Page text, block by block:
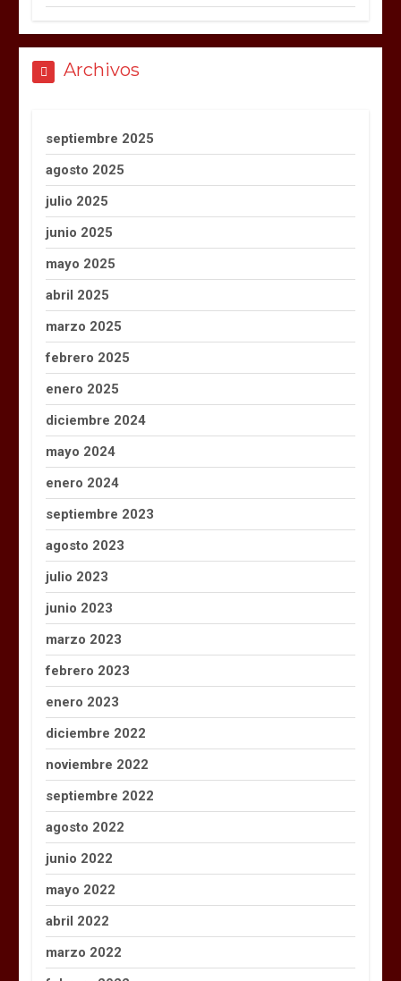
Archivos
septiembre 2025
agosto 2025
julio 2025
junio 2025
mayo 2025
abril 2025
marzo 2025
febrero 2025
enero 2025
diciembre 2024
mayo 2024
enero 2024
septiembre 2023
agosto 2023
julio 2023
junio 2023
marzo 2023
febrero 2023
enero 2023
diciembre 2022
noviembre 2022
septiembre 2022
agosto 2022
junio 2022
mayo 2022
abril 2022
marzo 2022